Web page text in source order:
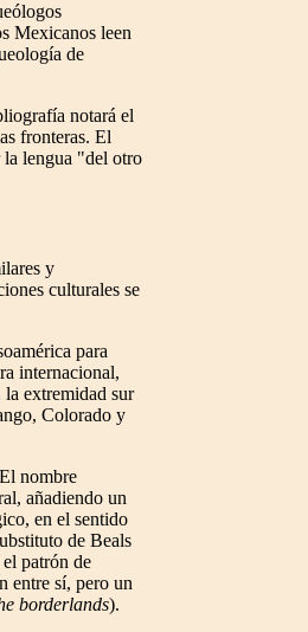
Mexicanos leen
de
notará el
fronteras. El
la lengua "del otro
y
culturales se
para
internacional,
la extremidad sur
Colorado y
nombre
añadiendo un
en el sentido
de Beals
patrón de
entre sí, pero un
borderlands).